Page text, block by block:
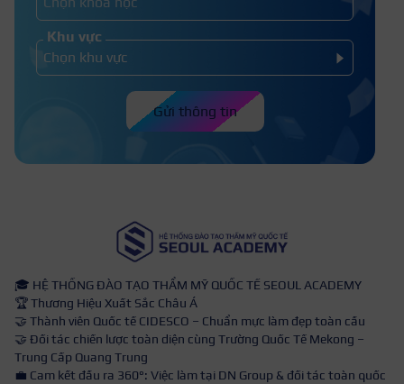
Khu vực
Gửi thông tin
🎓 HỆ THỐNG ĐÀO TẠO THẨM MỸ QUỐC TẾ SEOUL ACADEMY
🏆 Thương Hiệu Xuất Sắc Châu Á
🤝 Thành viên Quốc tế CIDESCO – Chuẩn mực làm đẹp toàn cầu
🤝 Đối tác chiến lược toàn diện cùng Trường Quốc Tế Mekong –
Trung Cấp Quang Trung
💼 Cam kết đầu ra 360°: Việc làm tại DN Group & đối tác toàn quốc